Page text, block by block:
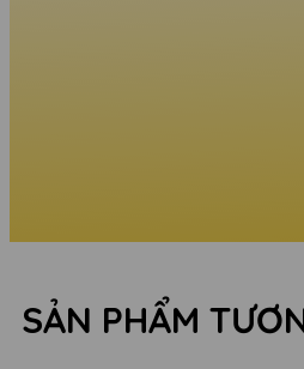
SẢN PHẨM